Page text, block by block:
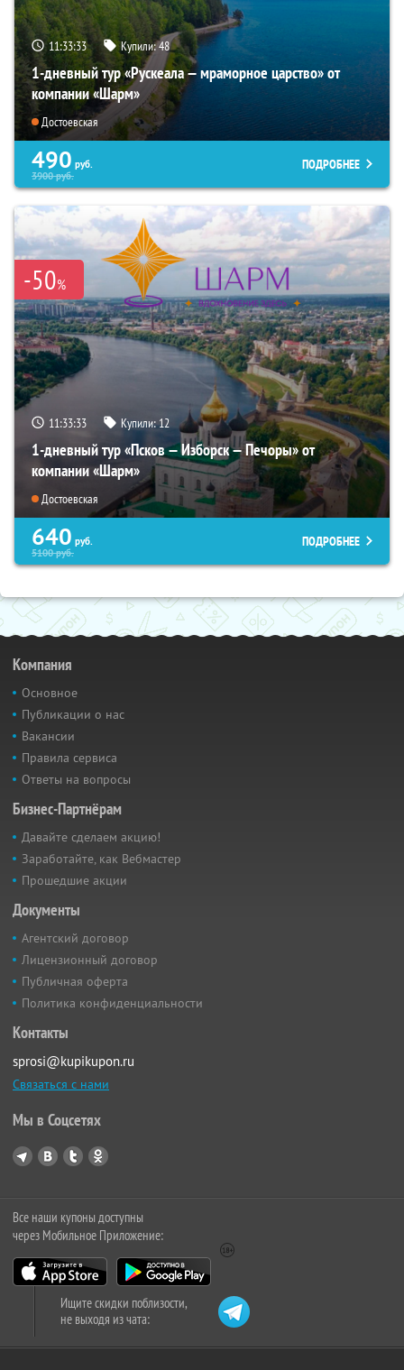
11:33:31 Купили:48
1-дневный тур «Рускеала — мраморное царство» от
компании «Шарм»
Достоевская
490 руб.
3900руб.
ПОДРОБНЕЕ
-50%
11:33:31 Купили:12
1-дневный тур «Псков — Изборск — Печоры» от
компании «Шарм»
Достоевская
640 руб.
5100руб.
ПОДРОБНЕЕ
Компания
Основное
Публикации о нас
Вакансии
Правила сервиса
Ответы на вопросы
Бизнес-Партнёрам
Давайте сделаем акцию!
Заработайте, как Вебмастер
Прошедшие акции
Документы
Агентский договор
Лицензионный договор
Публичная оферта
Политика конфиденциальности
Контакты
sprosi@kupikupon.ru
Связаться с нами
Мы в Соцсетях
Все наши купоны доступны
через Мобильное Приложение:
Ищите скидки поблизости,
не выходя из чата: